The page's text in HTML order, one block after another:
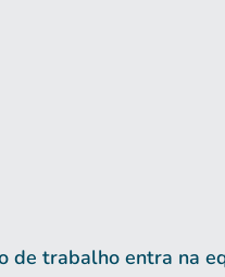
de trabalho entra na